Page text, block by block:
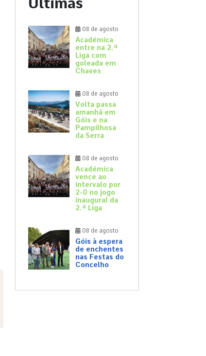
08 de agosto
Académica
entre na 2.ª
Liga com
goleada em
Chaves
08 de agosto
Volta passa
amanhã em
Góis e na
Pampilhosa
da Serra
08 de agosto
Académica
vence ao
intervalo por
2-0 no jogo
inaugural da
2.ª Liga
08 de agosto
Góis à espera
de enchentes
nas Festas do
Concelho